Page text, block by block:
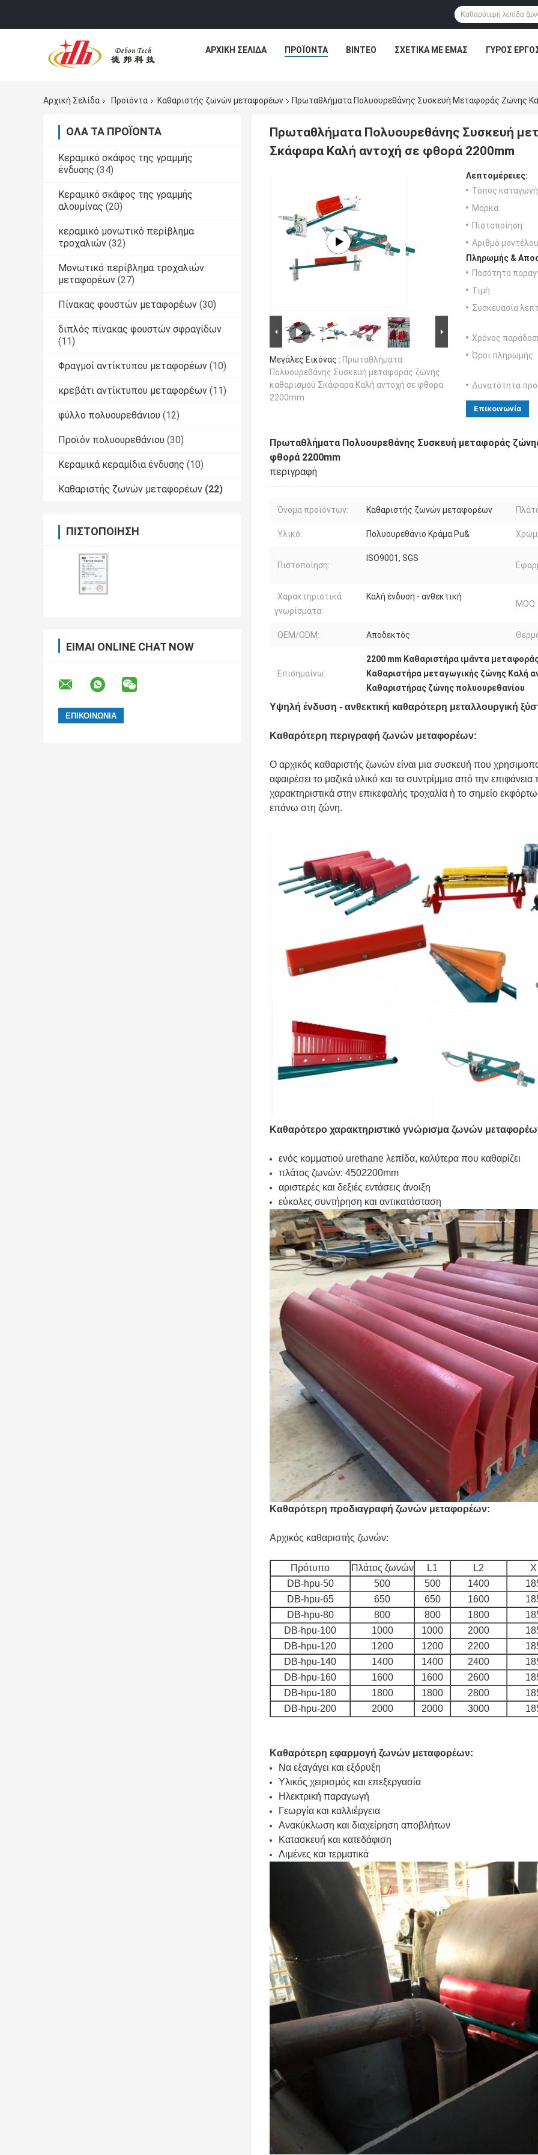
ΑΡΧΙΚΉ ΣΕΛΊΔΑ ΠΡΟΪΌΝΤΑ ΒΊΝΤΕΟ ΣΧΕΤΙΚΆ ΜΕ ΕΜΆΣ ΓΎΡΟΣ
Αρχική Σελίδα Προϊόντα Καθαριστής ζωνών μεταφορέων Πρωταθλήματα Πολυουρεθάνης Συσκευή Μεταφοράς Ζώνης
ΌΛΑ ΤΑ ΠΡΟΪΌΝΤΑ
Κεραμικό σκάφος της γραμμής
ένδυσης (34)
Κεραμικό σκάφος της γραμμής
αλουμίνας (20)
κεραμικό μονωτικό περίβλημα
τροχαλιών (32)
Μονωτικό περίβλημα τροχαλιών
μεταφορέων (27)
Πίνακας φουστών μεταφορέων (30)
διπλός πίνακας φουστών σφραγίδων
(11)
Φραγμοί αντίκτυπου μεταφορέων (10)
κρεβάτι αντίκτυπου μεταφορέων (11)
φύλλο πολυουρεθάνιου (12)
Προϊόν πολυουρεθάνιου (30)
Κεραμικά κεραμίδια ένδυσης (10)
Καθαριστής ζωνών μεταφορέων (22)
ΠΙΣΤΟΠΟΊΗΣΗ
ΕΊΜΑΙ ONLINE CHAT NOW
Πρωταθλήματα Πολυουρεθάνης Συσκευή
Σκάφαρα Καλή αντοχή σε φθορά 2200mm
Μεγάλες Εικόνας : Πρωταθλήματα
Πολυουρεθάνης Συσκευή μεταφοράς ζώνης
καθαρισμού Σκάφαρα Καλή αντοχή σε φθορά
2200mm
Λεπτομέρειες:
Τόπος
Μάρκα:
Πιστοποίηση:
Αριθμό
Πληρωμής &
Ποσότητα
Τιμή:
Συσκευασία
Χρόνος
Όροι πληρωμής:
Δυνατότητα
Επικοινωνία
Πρωταθλήματα Πολυουρεθάνης Συσκευή μεταφοράς
φθορά 2200mm
περιγραφή
Όνομα προϊόντων: Καθαριστής ζωνών μεταφορέων
Υλικό: Πολυουρεθάνιο Κράμα Pu&
Πιστοποίηση:
ISO9001, SGS
Χαρακτηριστικά
γνωρίσματα:
Καλή ένδυση - ανθεκτική
MOQ:
OEM/ODM: Αποδεκτός
Επισημαίνω:
2200 mm Καθαριστήρα ιμάντα
Καθαριστήρα μεταγωγικής ζώνης Καλή
Καθαριστήρας ζώνης πολυουρεθανίου
Υψηλή ένδυση - ανθεκτική καθαρότερη μεταλλουργική
Καθαρότερη περιγραφή ζωνών μεταφορέων:
Ο αρχικός καθαριστής ζωνών είναι μια συσκευή που
αφαιρέσει το μαζικά υλικό και τα συντρίμμια από την
χαρακτηριστικά στην επικεφαλής τροχαλία ή το σημείο
επάνω στη ζώνη.
Καθαρότερο χαρακτηριστικό γνώρισμα ζωνών
ενός κομματιού urethane λεπίδα, καλύτερα που καθαρίζει
πλάτος ζωνών: 4502200mm
αριστερές και δεξιές εντάσεις άνοιξη
εύκολες συντήρηση και αντικατάσταση
Καθαρότερη προδιαγραφή ζωνών μεταφορέων:
Αρχικός καθαριστής ζωνών:
Πρότυπο Πλάτος ζωνών L1 L2
Χ
DB-hpu-50
500 500 1400
DB-hpu-65
650 650 1600
DB-hpu-80
800 800 1800
DB-hpu-100
1000 1000 2000
DB-hpu-120
1200 1200 2200
DB-hpu-140
1400 1400 2400
DB-hpu-160
1600 1600 2600
DB-hpu-180
1800 1800 2800
DB-hpu-200
2000 2000 3000
Καθαρότερη εφαρμογή ζωνών μεταφορέων:
Να εξαγάγει και εξόρυξη
Υλικός χειρισμός και επεξεργασία
Ηλεκτρική παραγωγή
Γεωργία και καλλιέργεια
Ανακύκλωση και διαχείρηση αποβλήτων
Κατασκευή και κατεδάφιση
Λιμένες και τερματικά